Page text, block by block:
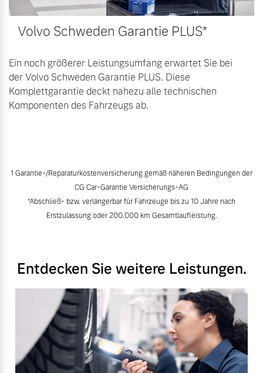
Volvo Schweden Garantie PLUS*
Ein noch größerer Leistungsumfang erwartet Sie bei
der Volvo Schweden Garantie PLUS. Diese
Komplettgarantie deckt nahezu alle technischen
Komponenten des Fahrzeugs ab.
1 Garantie-/Reparaturkostenversicherung gemäß näheren Bedingungen der
CG Car-Garantie Versicherungs-AG
*Abschließ- bzw. verlängerbar für Fahrzeuge bis zu 10 Jahre nach
Erstzulassung oder 200.000 km Gesamtlaufleistung.
Entdecken Sie weitere Leistungen.